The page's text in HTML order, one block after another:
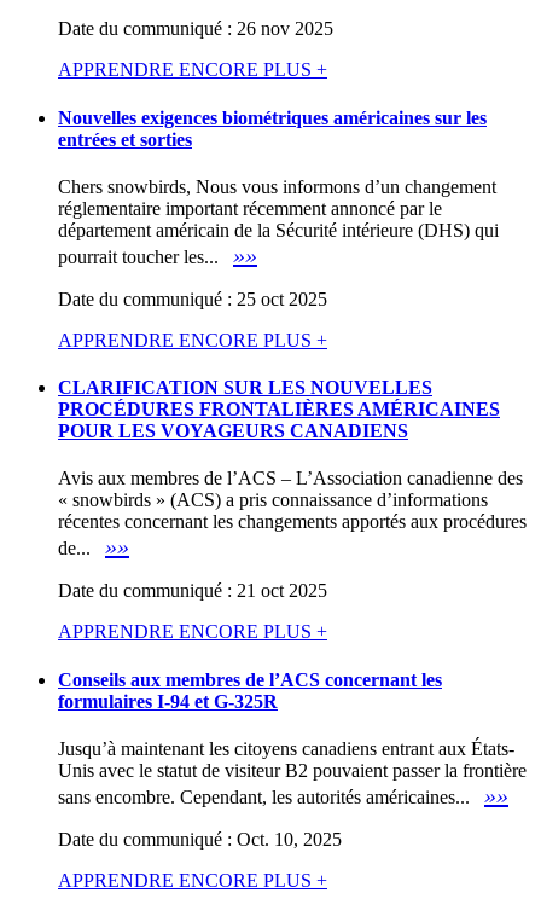
Date du communiqué : 26 nov 2025
APPRENDRE ENCORE PLUS +
Nouvelles exigences biométriques américaines sur les
entrées et sorties
Chers snowbirds, Nous vous informons d’un changement
réglementaire important récemment annoncé par le
département américain de la Sécurité intérieure (DHS) qui
pourrait toucher les... »»
Date du communiqué : 25 oct 2025
APPRENDRE ENCORE PLUS +
CLARIFICATION SUR LES NOUVELLES
PROCÉDURES FRONTALIÈRES AMÉRICAINES
POUR LES VOYAGEURS CANADIENS
Avis aux membres de l’ACS – L’Association canadienne des
« snowbirds » (ACS) a pris connaissance d’informations
récentes concernant les changements apportés aux procédures
de... »»
Date du communiqué : 21 oct 2025
APPRENDRE ENCORE PLUS +
Conseils aux membres de l’ACS concernant les
formulaires I-94 et G-325R
Jusqu’à maintenant les citoyens canadiens entrant aux États-
Unis avec le statut de visiteur B2 pouvaient passer la frontière
sans encombre. Cependant, les autorités américaines... »»
Date du communiqué : Oct. 10, 2025
APPRENDRE ENCORE PLUS +